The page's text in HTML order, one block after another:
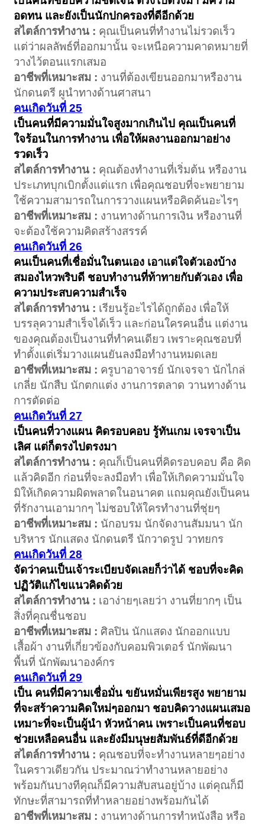
อดทน และยังเป็นนักปกครองที่ดีอีกด้วย
สไตล์การทำงาน : คุณเป็นคนที่ทำงานไม่รวดเร็ว
แต่ว่าผลลัพธ์ที่ออกมานั้น จะเหนือความคาดหมายที่
วางไว้ตอนแรกเสมอ
อาชีพที่เหมาะสม : งานที่ต้องเขียนออกมาหรืองาน
นักดนตรี ผูนำทางด้านศาสนา
คนเกิดวันที่ 25
เป็นคนที่มีความมั่นใจสูงมากเกินไป คุณเป็นคนที่
ใจร้อนในการทำงาน เพื่อให้ผลงานออกมาอย่าง
รวดเร็ว
สไตล์การทำงาน : คุณต้องทำงานที่เริ่มต้น หรืองาน
ประเภทบุกเบิกตั้งแต่แรก เพื่อคุณชอบที่จะพยายาม
ใช้ความสามารถในการวางแผนหรือคิดค้นอะไรๆ
อาชีพที่เหมาะสม : งานทางด้านการเงิน หรืองานที่
จะต้องใช้ความคิดสร้างสรรค์
คนเกิดวันที่ 26
คนเป็นคนที่เชื่อมั่นในตนเอง เอาแต่ใจตัวเองบ้าง
สมองไหวพริบดี ชอบทำงานที่ท้าทายกับตัวเอง เพื่อ
ความประสบความสำเร็จ
สไตล์การทำงาน : เรียนรู้อะไรได้ถูกต้อง เพื่อให้
บรรลุความสำเร็จได้เร็ว และก่อนใครคนอื่น แต่งาน
ของคุณต้องเป็นงานที่ทำคนเดียว เพราะคุณชอบที่
ทำตั้งแต่เริ่มวางแผนยันลงมือทำงานหมดเลย
อาชีพที่เหมาะสม : ครูบาอาจารย์ นักเจรจา นักไกล่
เกลี่ย นักสืบ นักตกแต่ง งานการตลาด วานทางด้าน
การตัดต่อ
คนเกิดวันที่ 27
เป็นคนที่วางแผน คิดรอบคอบ รู้ทันเกม เจรจาเป็น
เลิศ แต่ก็ตรงไปตรงมา
สไตล์การทำงาน : คุณก็เป็นคนที่คิดรอบคอบ คือ คิด
แล้วคิดอีก ก่อนที่จะลงมือทำ เพื่อให้เกิดความมั่นใจ
มิให้เกิดความผิดพลาดในอนาคต แถมคุณยังเป็นคน
ที่รักงานเอามากๆ ไม่ชอบให้ใครทำงานที่ชุ่ยๆ
อาชีพที่เหมาะสม : นักอบรม นักจัดงานสัมมนา นัก
บริหาร นักแสดง นักดนตรี นักวาดรูป วาทยกร
คนเกิดวันที่ 28
จัดว่าคนเป็นเจ้าระเบียบจัดเลยก็ว่าได้ ชอบที่จะคิด
ปฏิวัติแก้ไขแนวคิดด้วย
สไตล์การทำงาน : เอาง่ายๆเลยว่า งานที่ยากๆ เป็น
สิ่งที่คุณชื่นชอบ
อาชีพที่เหมาะสม : ศิลปิน นักแสดง นักออกแบบ
เสื้อผ้า งานที่เกี่ยวข้องกับคอมพิวเตอร์ นักพัฒนา
พื้นที่ นักพัฒนาองค์กร
คนเกิดวันที่ 29
เป็น คนที่มีความเชื่อมั่น ขยันหมั่นเพียรสูง พยายาม
ที่จะสร้าความคิดใหม่ๆออกมา ชอบคิดวางแผนเสมอ
เหมาะที่จะเป็นผู้นำ หัวหน้าคน เพราะเป็นคนที่ชอบ
ช่วยเหลือคนอื่น และยังมีมนุษยสัมพันธ์ที่ดีอีกด้วย
สไตล์การทำงาน : คุณชอบที่จะทำงานหลายๆอย่าง
ในคราวเดียวกัน ประมาณว่าทำงานหลายอย่าง
พร้อมกันบางทีคุณก็มีความสับสนอยู่บ้าง แต่คุณก็มี
ทักษะที่สามารถที่ทำหลายอย่างพร้อมกันได้
อาชีพที่เหมาะสม : งานทางด้านการทำหนังสือ หรือ